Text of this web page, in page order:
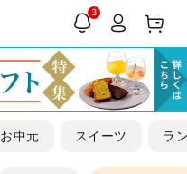
3
お中元 スイーツ ラ